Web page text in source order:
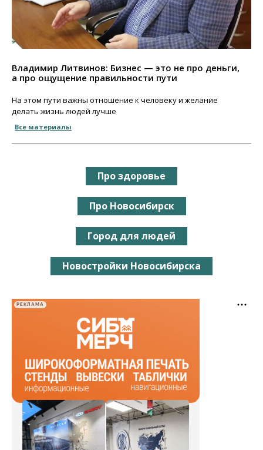
Владимир Литвинов: Бизнес — это не про деньги,
а про ощущение правильности пути
На этом пути важны отношение к человеку и желание
делать жизнь людей лучше
Все материалы
Про здоровье
Про Новосибирск
Город для людей
Новостройки Новосибирска
РЕКЛАМА